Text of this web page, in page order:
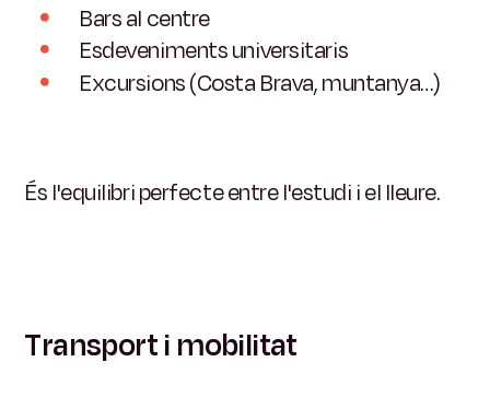
Bars al centre
Esdeveniments universitaris
Excursions (Costa Brava, muntanya…)
És l'equilibri perfecte entre l'estudi i el lleure.
Transport i mobilitat